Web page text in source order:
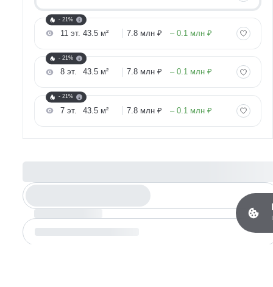
- 21%
11 эт. 43.5 м² 7.8 млн ₽ – 0.1 млн ₽
- 21%
8 эт. 43.5 м² 7.8 млн ₽ – 0.1 млн ₽
- 21%
7 эт. 43.5 м² 7.8 млн ₽ – 0.1 млн ₽